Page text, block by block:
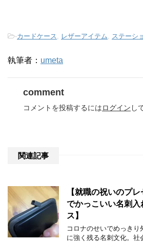
-カードケース レザーアイテム ステーシ
執筆者： umeta
comment
コメントを投稿するにはログイン し
関連記事
【就職の祝いのプ
でかっこいい名刺
ス】
コロナのせいでめっき
に強く残る名刺文化。社